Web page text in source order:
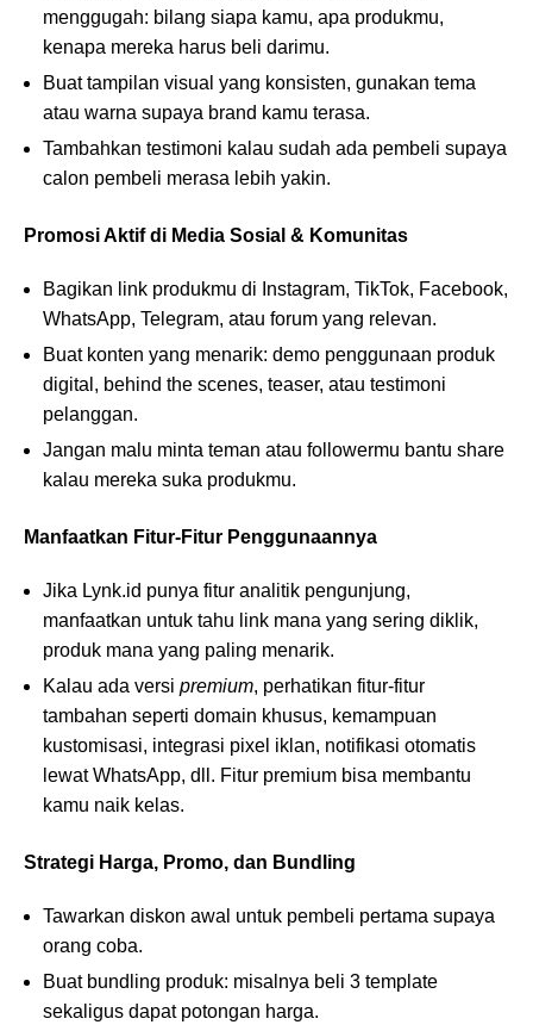
menggugah: bilang siapa kamu, apa produkmu,
kenapa mereka harus beli darimu.
Buat tampilan visual yang konsisten, gunakan tema
atau warna supaya brand kamu terasa.
Tambahkan testimoni kalau sudah ada pembeli supaya
calon pembeli merasa lebih yakin.
Promosi Aktif di Media Sosial & Komunitas
Bagikan link produkmu di Instagram, TikTok, Facebook,
WhatsApp, Telegram, atau forum yang relevan.
Buat konten yang menarik: demo penggunaan produk
digital, behind the scenes, teaser, atau testimoni
pelanggan.
Jangan malu minta teman atau followermu bantu share
kalau mereka suka produkmu.
Manfaatkan Fitur-Fitur Penggunaannya
Jika Lynk.id punya fitur analitik pengunjung,
manfaatkan untuk tahu link mana yang sering diklik,
produk mana yang paling menarik.
Kalau ada versi premium, perhatikan fitur-fitur
tambahan seperti domain khusus, kemampuan
kustomisasi, integrasi pixel iklan, notifikasi otomatis
lewat WhatsApp, dll. Fitur premium bisa membantu
kamu naik kelas.
Strategi Harga, Promo, dan Bundling
Tawarkan diskon awal untuk pembeli pertama supaya
orang coba.
Buat bundling produk: misalnya beli 3 template
sekaligus dapat potongan harga.